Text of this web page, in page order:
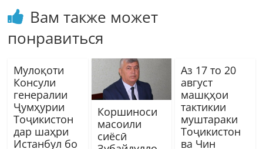
Вам также может
понравиться
Мулоқоти
Консули
генералии
Ҷумҳурии
Тоҷикистон
дар шаҳри
Истанбул бо
Коршиноси
масоили
сиёсӣ
Аз 17 то 20
август
машқҳои
тактикии
муштараки
Тоҷикистон
ва Чин